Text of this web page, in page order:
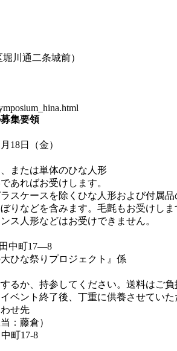
川通二条城前）
集要領
18日（金）
または単体のひな人形
あればお受けします。
スケースを除くひな人形および付属品
りなどを含みます。毛氈もお受けしま
ス人形などはお受けできません。
中町17―8
ひな祭りプロジェクト』係
るか、持参してください。送料はご負
ベント終了後、丁重に供養させていた
せ先
：藤倉）
町17-8